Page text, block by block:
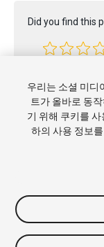
Did you find this
Copyright © 2017
이용약관
우리는 소셜 미디
트가 올바로 동
기 위해 쿠키를
하의 사용 정보